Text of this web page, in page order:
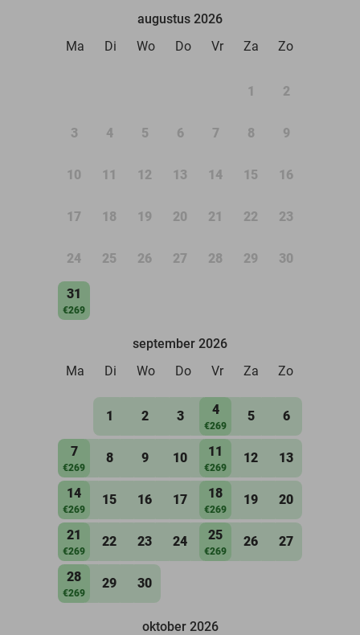
augustus 2026
Ma
Di Wo Do Vr Za Zo
1 2
3 4 5 6 7 8 9
10 11 12 13 14 15 16
17 18 19 20 21 22 23
24 25 26 27 28 29 30
31
€269
september 2026
Ma
Di Wo Do Vr Za Zo
1 2 3 4
€269
5 6
7
€269
8 9 10 11
€269
12 13
14
€269
15 16 17 18
€269
19 20
21
€269
22 23 24 25
€269
26 27
28
€269
29 30
oktober 2026